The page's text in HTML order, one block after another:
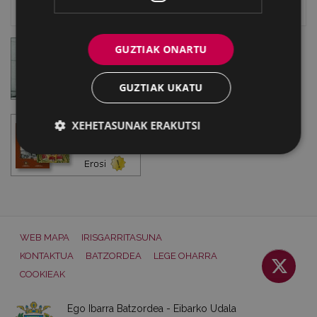
WEB MAPA
IRISGARRITASUNA
KONTAKTUA
BATZORDEA
LEGE OHARRA
COOKIEAK
Ego Ibarra Batzordea - Eibarko Udala
GUZTIAK ONARTU
GUZTIAK UKATU
XEHETASUNAK ERAKUTSI